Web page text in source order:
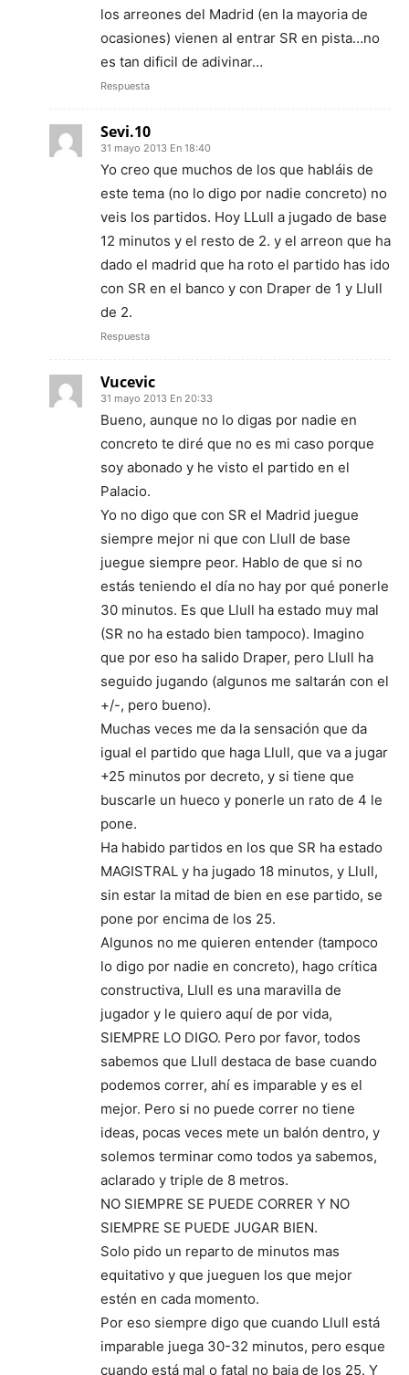
los arreones del Madrid (en la mayoria de
ocasiones) vienen al entrar SR en pista…no
es tan dificil de adivinar…
Respuesta
Sevi.10
31 mayo 2013 En 18:40
Yo creo que muchos de los que habláis de
este tema (no lo digo por nadie concreto) no
veis los partidos. Hoy LLull a jugado de base
12 minutos y el resto de 2. y el arreon que ha
dado el madrid que ha roto el partido has ido
con SR en el banco y con Draper de 1 y Llull
de 2.
Respuesta
Vucevic
31 mayo 2013 En 20:33
Bueno, aunque no lo digas por nadie en
concreto te diré que no es mi caso porque
soy abonado y he visto el partido en el
Palacio.
Yo no digo que con SR el Madrid juegue
siempre mejor ni que con Llull de base
juegue siempre peor. Hablo de que si no
estás teniendo el día no hay por qué ponerle
30 minutos. Es que Llull ha estado muy mal
(SR no ha estado bien tampoco). Imagino
que por eso ha salido Draper, pero Llull ha
seguido jugando (algunos me saltarán con el
+/-, pero bueno).
Muchas veces me da la sensación que da
igual el partido que haga Llull, que va a jugar
+25 minutos por decreto, y si tiene que
buscarle un hueco y ponerle un rato de 4 le
pone.
Ha habido partidos en los que SR ha estado
MAGISTRAL y ha jugado 18 minutos, y Llull,
sin estar la mitad de bien en ese partido, se
pone por encima de los 25.
Algunos no me quieren entender (tampoco
lo digo por nadie en concreto), hago crítica
constructiva, Llull es una maravilla de
jugador y le quiero aquí de por vida,
SIEMPRE LO DIGO. Pero por favor, todos
sabemos que Llull destaca de base cuando
podemos correr, ahí es imparable y es el
mejor. Pero si no puede correr no tiene
ideas, pocas veces mete un balón dentro, y
solemos terminar como todos ya sabemos,
aclarado y triple de 8 metros.
NO SIEMPRE SE PUEDE CORRER Y NO
SIEMPRE SE PUEDE JUGAR BIEN.
Solo pido un reparto de minutos mas
equitativo y que jueguen los que mejor
estén en cada momento.
Por eso siempre digo que cuando Llull está
imparable juega 30-32 minutos, pero esque
cuando está mal o fatal no baja de los 25. Y